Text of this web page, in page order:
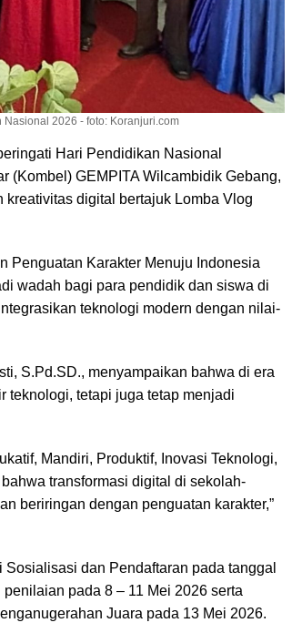
2026 - foto: Koranjuri.com
Hari Pendidikan Nasional
(Kombel) GEMPITA Wilcambidik Gebang,
digital bertajuk Lomba Vlog
Penguatan Karakter Menuju Indonesia
wadah bagi para pendidik dan siswa di
teknologi modern dengan nilai-
S.Pd.SD., menyampaikan bahwa di era
teknologi, tetapi juga tetap menjadi
Mandiri, Produktif, Inovasi Teknologi,
transformasi digital di sekolah-
beriringan dengan penguatan karakter,”
dan Pendaftaran pada tanggal
pada 8 – 11 Mei 2026 serta
Juara pada 13 Mei 2026.